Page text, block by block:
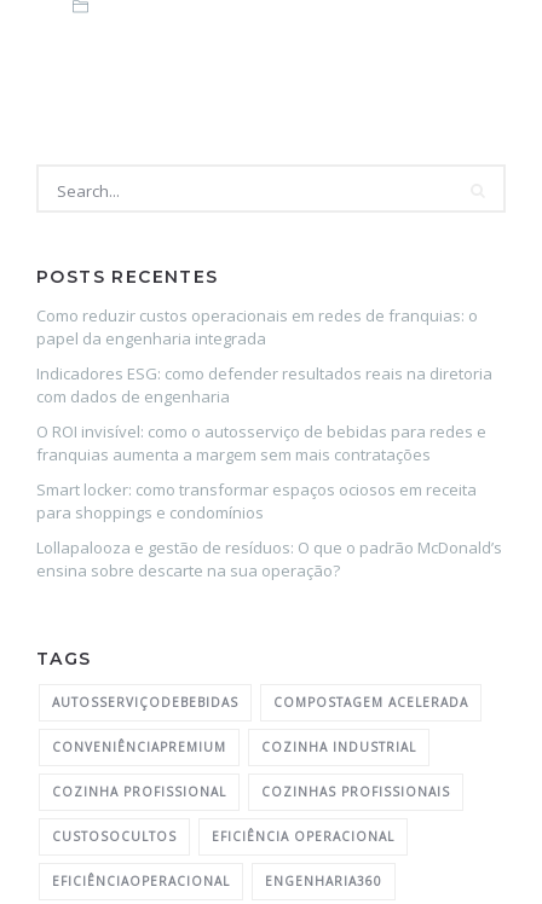
POSTS RECENTES
Como reduzir custos operacionais em redes de franquias: o
papel da engenharia integrada
Indicadores ESG: como defender resultados reais na diretoria
com dados de engenharia
O ROI invisível: como o autosserviço de bebidas para redes e
franquias aumenta a margem sem mais contratações
Smart locker: como transformar espaços ociosos em receita
para shoppings e condomínios
Lollapalooza e gestão de resíduos: O que o padrão McDonald’s
ensina sobre descarte na sua operação?
TAGS
AUTOSSERVIÇODEBEBIDAS COMPOSTAGEM ACELERADA
CONVENIÊNCIAPREMIUM COZINHA INDUSTRIAL
COZINHA PROFISSIONAL COZINHAS PROFISSIONAIS
CUSTOSOCULTOS EFICIÊNCIA OPERACIONAL
EFICIÊNCIAOPERACIONAL ENGENHARIA360